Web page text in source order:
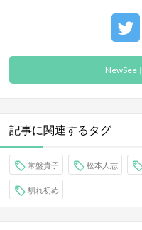
NewSee
記事に関連するタグ
常盤貴子 松本人志
馴れ初め